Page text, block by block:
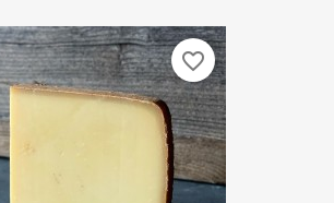
favorite_border